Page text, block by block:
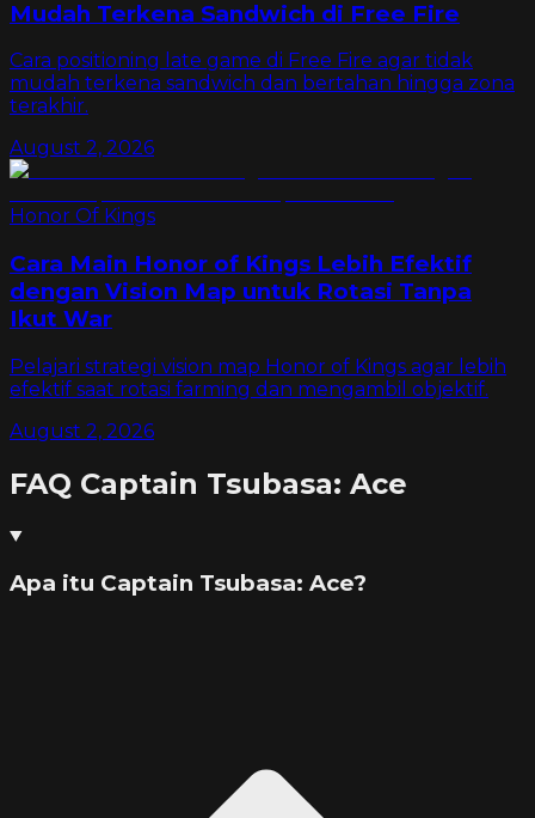
Mudah Terkena Sandwich di Free Fire
Cara positioning late game di Free Fire agar tidak
mudah terkena sandwich dan bertahan hingga zona
terakhir.
August 2, 2026
Honor Of Kings
Cara Main Honor of Kings Lebih Efektif
dengan Vision Map untuk Rotasi Tanpa
Ikut War
Pelajari strategi vision map Honor of Kings agar lebih
efektif saat rotasi farming dan mengambil objektif.
August 2, 2026
FAQ Captain Tsubasa: Ace
Apa itu Captain Tsubasa: Ace?